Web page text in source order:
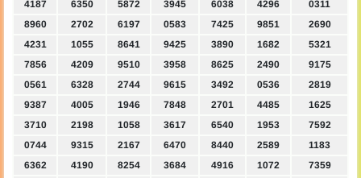
4187
6350 5872 3945 6038 4296
0311
8960
2702 6197 0583 7425 9851
2690
4231
1055 8641 9425 3890 1682
5321
7856
4209 9510 3958 8625 2490
9175
0561
6328 2744 9615 3492 0536
2819
9387
4005 1946 7848 2701 4485
1625
3710
2198 1058 3617 6540 1953
7592
0744
9315 2167 6470 8440 2589
1183
6362
4190 8254 3684 4916 1072
7359